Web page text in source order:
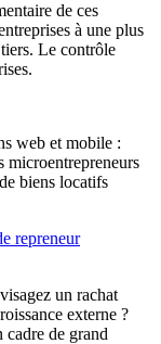
de ces
à une plus
Le contrôle
web et mobile :
microentrepreneurs
biens locatifs
repreneur
un rachat
externe ?
cadre de grand